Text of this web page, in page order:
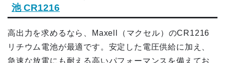
池 CR1216
高出力を求めるなら、Maxell（マクセル）のCR1216
リチウム電池が最適です。安定した電圧供給に加え、
急速な放電にも耐える高いパフォーマンスを備えてお